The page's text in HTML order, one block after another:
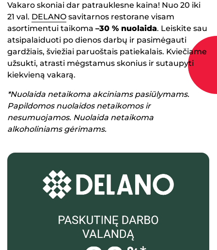
Vakaro skoniai dar patrauklesne kaina! Nuo 20 iki
21 val. DELANO savitarnos restorane visam
asortimentui taikoma –30 % nuolaida. Leiskite sau
atsipalaiduoti po dienos darbų ir pasimėgauti
gardžiais, šviežiai paruoštais patiekalais. Kviečiame
užsukti, atrasti mėgstamus skonius ir sutaupyti
kiekvieną vakarą.
*Nuolaida netaikoma akciniams pasiūlymams.
Papildomos nuolaidos netaikomos ir
nesumuojamos. Nuolaida netaikoma
alkoholiniams gėrimams.